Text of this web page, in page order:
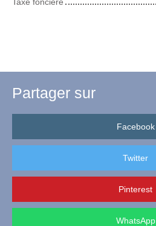
Partager sur
Facebook
Twitter
Pinterest
WhatsApp